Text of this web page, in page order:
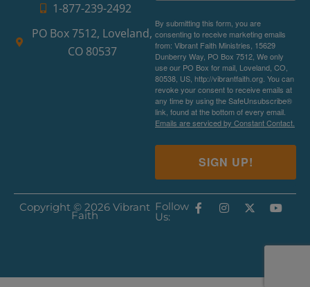
1-877-239-2492
PO Box 7512, Loveland,
CO 80537
By submitting this form, you are
consenting to receive marketing emails
from: Vibrant Faith Ministries, 15629
Dunberry Way, PO Box 7512, We only
use our PO Box for mail, Loveland, CO,
80538, US, http://vibrantfaith.org. You can
revoke your consent to receive emails at
any time by using the SafeUnsubscribe®
link, found at the bottom of every email.
Emails are serviced by Constant Contact.
SIGN UP!
Copyright © 2026 Vibrant
Faith
Follow
Us: